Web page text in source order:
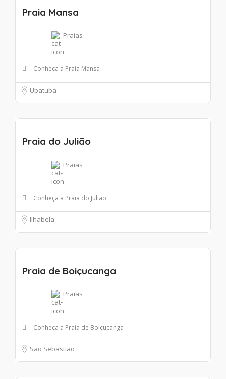
Praia Mansa
Praias
Conheça a Praia Mansa
Ubatuba
Praia do Julião
Praias
Conheça a Praia do Julião
Ilhabela
Praia de Boiçucanga
Praias
Conheça a Praia de Boiçucanga
São Sebastião